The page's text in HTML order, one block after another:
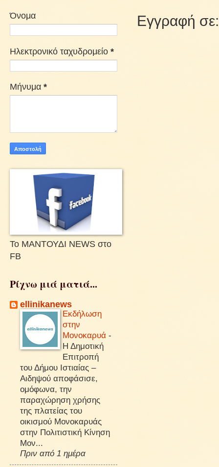
Εγγραφή
Όνομα
Ηλεκτρονικό ταχυδρομείο *
Μήνυμα *
Το ΜΑΝΤΟΥΔΙ NEWS στο
FB
Ρίχνω μιά ματιά...
ellinikanews
Εκδήλωση
στην
Μονοκαρυά -
Η Δημοτική
Επιτροπή
του Δήμου Ιστιαίας –
Αιδηψού αποφάσισε,
ομόφωνα, την
παραχώρηση χρήσης
της πλατείας του
οικισμού Μονοκαρυάς
στην Πολιτιστική Κίνηση
Μον...
Πριν από 1 ημέρα